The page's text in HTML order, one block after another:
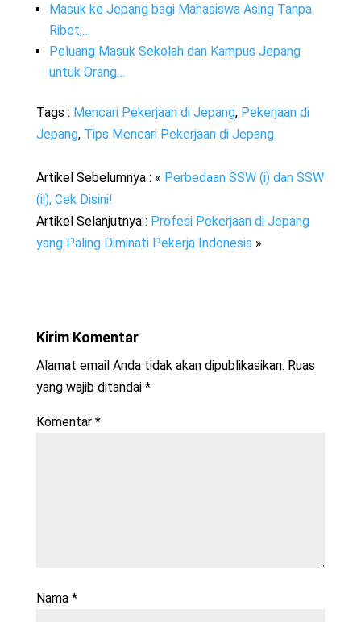
Masuk ke Jepang bagi Mahasiswa Asing Tanpa
Ribet,…
Peluang Masuk Sekolah dan Kampus Jepang
untuk Orang…
Tags : Mencari Pekerjaan di Jepang, Pekerjaan di
Jepang, Tips Mencari Pekerjaan di Jepang
Artikel Sebelumnya : « Perbedaan SSW (i) dan SSW
(ii), Cek Disini!
Artikel Selanjutnya : Profesi Pekerjaan di Jepang
yang Paling Diminati Pekerja Indonesia»
Kirim Komentar
Alamat email Anda tidak akan dipublikasikan. Ruas
yang wajib ditandai *
Komentar *
Nama *